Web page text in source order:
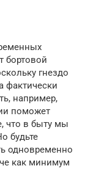
бортовой
гнездо
фактически
например,
поможет
что в быту мы
будьте
одновременно
как минимум